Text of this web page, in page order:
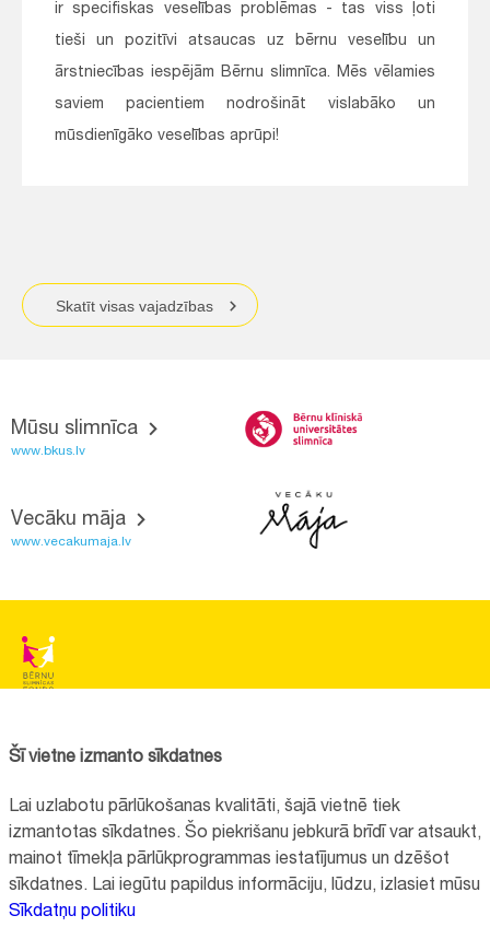
ir specifiskas veselības problēmas - tas viss ļoti
tieši un pozitīvi atsaucas uz bērnu veselību un
ārstniecības iespējām Bērnu slimnīca. Mēs vēlamies
saviem pacientiem nodrošināt vislabāko un
mūsdienīgāko veselības aprūpi!
Skatīt visas vajadzības
Mūsu slimnīca
www.bkus.lv
Vecāku māja
www.vecakumaja.lv
Reģistrācijas nr.:40008057120
+371 67064475
Visi kontakti
Šī vietne izmanto sīkdatnes
Lai uzlabotu pārlūkošanas kvalitāti, šajā vietnē tiek
izmantotas sīkdatnes. Šo piekrišanu jebkurā brīdī var atsaukt,
mainot tīmekļa pārlūkprogrammas iestatījumus un dzēšot
sīkdatnes. Lai iegūtu papildus informāciju, lūdzu, izlasiet mūsu
Sīkdatņu politiku